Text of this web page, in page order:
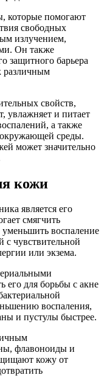
которые помогают
свободных
излучением,
Он также
защитного барьера
различным
свойств,
увлажняет и питает
а также
окружающей среды.
может значительно
кожи
является его
смягчить
уменьшить воспаление
с чувствительной
или экзема.
его для борьбы с акне
воспаления,
и пустулы быстрее.
флавоноиды и
кожу от